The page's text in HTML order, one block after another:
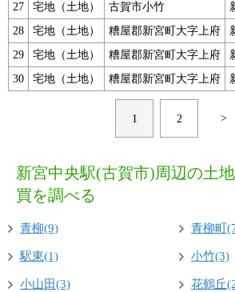
27
宅地（土地） 古賀市小竹
28
宅地（土地） 糟屋郡新宮町大字上府
29
宅地（土地） 糟屋郡新宮町大字上府
30
宅地（土地） 糟屋郡新宮町大字上府
1 2 >
新宮中央駅(古賀市)周辺の土
買を調べる
青柳(9) 青柳町
駅東(1) 小竹(3)
小山田(3) 花鶴丘